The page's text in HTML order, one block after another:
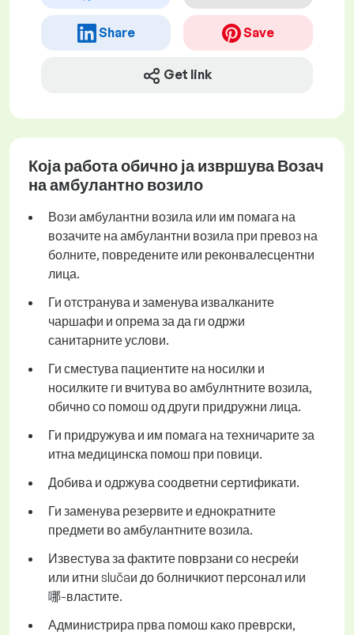
Share Save
Get link
Која работа обично ја извршува Возач
на амбулантно возило
Вози амбулантни возила или им помага на
возачите на амбулантни возила при превоз на
болните, повредените или реконвалесцентни
лица.
Ги отстранува и заменува извалканите
чаршафи и опрема за да ги одржи
санитарните услови.
Ги сместува пациентите на носилки и
носилките ги вчитува во амбулнтните возила,
обично со помош од други придружни лица.
Ги придружува и им помага на техничарите за
итна медицинска помош при повици.
Добива и одржува соодветни сертификати.
Ги заменува резервите и еднократните
предмети во амбулантните возила.
Известува за фактите поврзани со несреќи
или итни slučaи до болничкиот персонал или
哪-властите.
Администрира прва помош како преврски,